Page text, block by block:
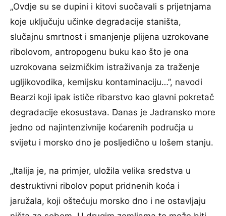
„Ovdje su se dupini i kitovi suočavali s prijetnjama
koje uključuju učinke degradacije staništa,
slučajnu smrtnost i smanjenje plijena uzrokovane
ribolovom, antropogenu buku kao što je ona
uzrokovana seizmičkim istraživanja za traženje
ugljikovodika, kemijsku kontaminaciju…”, navodi
Bearzi koji ipak ističe ribarstvo kao glavni pokretač
degradacije ekosustava. Danas je Jadransko more
jedno od najintenzivnije koćarenih područja u
svijetu i morsko dno je posljedično u lošem stanju.
„Italija je, na primjer, uložila velika sredstva u
destruktivni ribolov poput pridnenih koća i
jaružala, koji oštećuju morsko dno i ne ostavljaju